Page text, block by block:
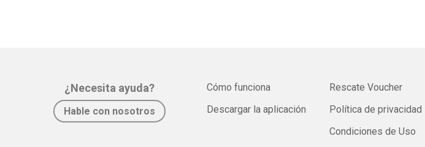
¿Necesita ayuda?
Hable con nosotros
Cómo funciona
Descargar la aplicación
Rescate Voucher
Política de privacidad
Condiciones de Uso